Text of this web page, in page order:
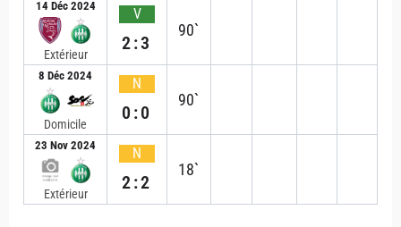
14 Déc 2024
Extérieur
V
2:3
90`
8 Déc 2024
Domicile
N
0:0
90`
23 Nov 2024
Extérieur
N
2:2
18`